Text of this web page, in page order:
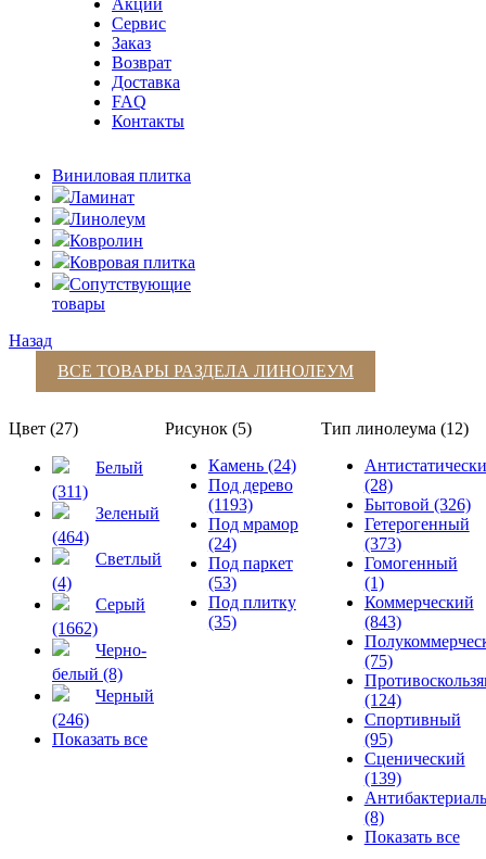
Акции
Сервис
Заказ
Возврат
Доставка
FAQ
Контакты
Виниловая плитка
Ламинат
Линолеум
Ковролин
Ковровая плитка
Сопутствующие
товары
Назад
ВСЕ ТОВАРЫ РАЗДЕЛА ЛИНОЛЕУМ
Цвет (27)
Белый
(311)
Зеленый
(464)
Светлый
(4)
Серый
(1662)
Черно-
белый (8)
Черный
(246)
Показать все
Рисунок (5)
Камень (24)
Под дерево
(1193)
Под мрамор
(24)
Под паркет
(53)
Под плитку
(35)
Тип линолеума (12)
(28)
Бытовой (326)
Гетерогенный
(373)
Гомогенный
(1)
Коммерческий
(843)
(75)
(124)
Спортивный
(95)
Сценический
(139)
(8)
Показать все